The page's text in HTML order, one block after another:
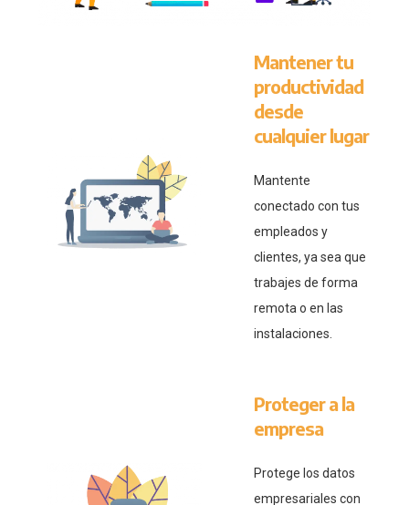
Mantener tu
productividad
desde
cualquier lugar
Mantente
conectado con tus
empleados y
clientes, ya sea que
trabajes de forma
remota o en las
instalaciones.
Proteger a la
empresa
Protege los datos
empresariales con